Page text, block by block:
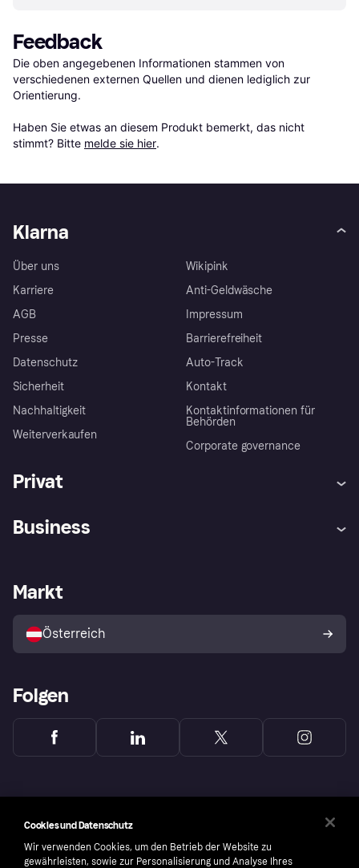
Feedback
Die oben angegebenen Informationen stammen von
verschiedenen externen Quellen und dienen lediglich zur
Orientierung.
Haben Sie etwas an diesem Produkt bemerkt, das nicht
stimmt? Bitte melde sie hier.
Klarna
Über uns
Karriere
AGB
Presse
Datenschutz
Sicherheit
Nachhaltigkeit
Weiterverkaufen
Wikipink
Anti-Geldwäsche
Impressum
Barrierefreiheit
Auto-Track
Kontakt
Kontaktinformationen für
Behörden
Corporate governance
Privat
Shops entdecken
Business
Händlerportal
Markt
Österreich
Folgen
Cookies und Datenschutz
Wir verwenden Cookies, um den Betrieb der Website zu
gewährleisten, sowie zur Personalisierung und Analyse Ihres